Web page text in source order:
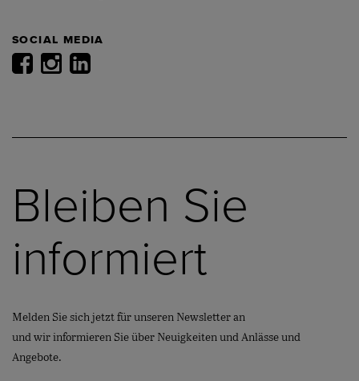
SOCIAL MEDIA
Bleiben Sie
informiert
Melden Sie sich jetzt für unseren Newsletter an
und wir informieren Sie über Neuigkeiten und Anlässe und
Angebote.